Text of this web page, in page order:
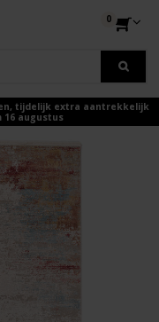
0
tijdelijk extra aantrekkelijk
augustus